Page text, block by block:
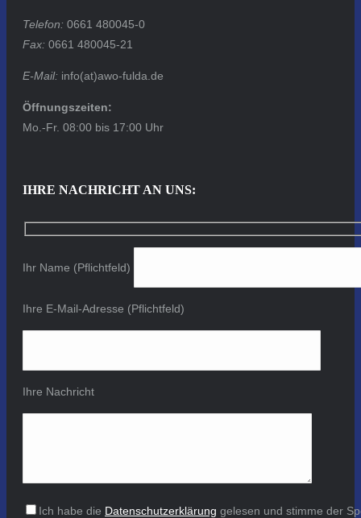
Telefon: 0661 480045-0
Fax: 0661 480045-21
E-Mail: info(at)awo-fulda.de
Öffnungszeiten:
Mo.-Fr. 08:00 bis 17:00 Uhr
IHRE NACHRICHT AN UNS:
Ihr Name (Pflichtfeld)
Ihre E-Mail-Adresse (Pflichtfeld)
Ihre Nachricht
Ich habe die Datenschutzerklärung gelesen und stimme der